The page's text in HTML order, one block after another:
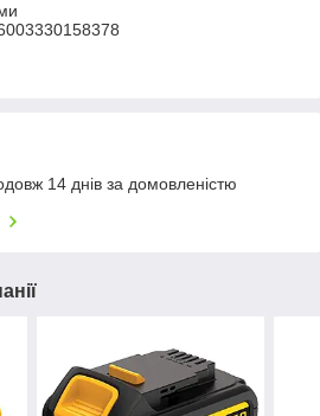
14 днів за домовленістю